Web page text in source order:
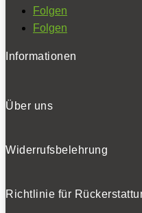
Folgen
Folgen
Informationen
Über uns
Widerrufsbelehrung
Richtlinie für